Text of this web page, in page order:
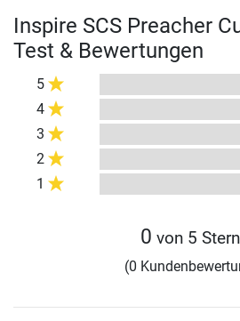
Inspire SCS Preacher
Test & Bewertungen
5
4
3
2
1
0 von 5
(0